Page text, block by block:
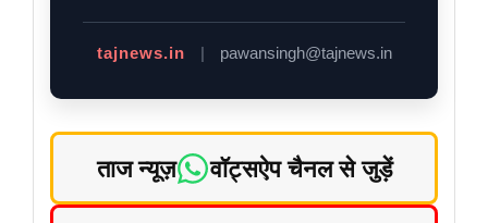
tajnews.in | pawansingh@tajnews.in
ताज न्यूज़ वॉट्सऐप चैनल से जुड़ें